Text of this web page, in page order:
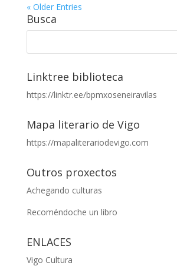
« Older Entries
Busca
Linktree biblioteca
https://linktr.ee/bpmxoseneiravilas
Mapa literario de Vigo
https://mapaliterariodevigo.com
Outros proxectos
Achegando culturas
Recoméndoche un libro
ENLACES
Vigo Cultura